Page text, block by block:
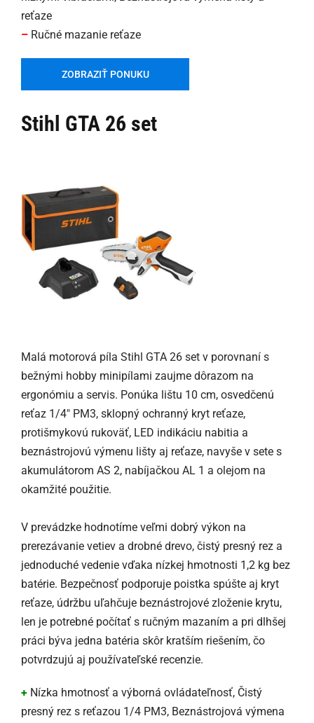
reťaze
– Ručné mazanie reťaze
ZOBRAZIŤ PONUKU
Stihl GTA 26 set
Malá motorová píla Stihl GTA 26 set v porovnaní s
bežnými hobby minipílami zaujme dôrazom na
ergonómiu a servis. Ponúka lištu 10 cm, osvedčenú
reťaz 1/4" PM3, sklopný ochranný kryt reťaze,
protišmykovú rukoväť, LED indikáciu nabitia a
beznástrojovú výmenu lišty aj reťaze, navyše v sete s
akumulátorom AS 2, nabíjačkou AL 1 a olejom na
okamžité použitie.
V prevádzke hodnotíme veľmi dobrý výkon na
prerezávanie vetiev a drobné drevo, čistý presný rez a
jednoduché vedenie vďaka nízkej hmotnosti 1,2 kg bez
batérie. Bezpečnosť podporuje poistka spúšte aj kryt
reťaze, údržbu uľahčuje beznástrojové zloženie krytu,
len je potrebné počítať s ručným mazaním a pri dlhšej
práci býva jedna batéria skôr kratším riešením, čo
potvrdzujú aj používateľské recenzie.
+ Nízka hmotnosť a výborná ovládateľnosť, Čistý
presný rez s reťazou 1/4 PM3, Beznástrojová výmena